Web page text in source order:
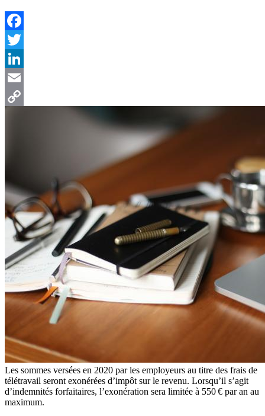
Facebook
Twitter
LinkedIn
Email
Les sommes versées en 2020 par les employeurs au titre des frais de
télétravail seront exonérées d’impôt sur le revenu. Lorsqu’il s’agit
d’indemnités forfaitaires, l’exonération sera limitée à 550 € par an au
maximum.